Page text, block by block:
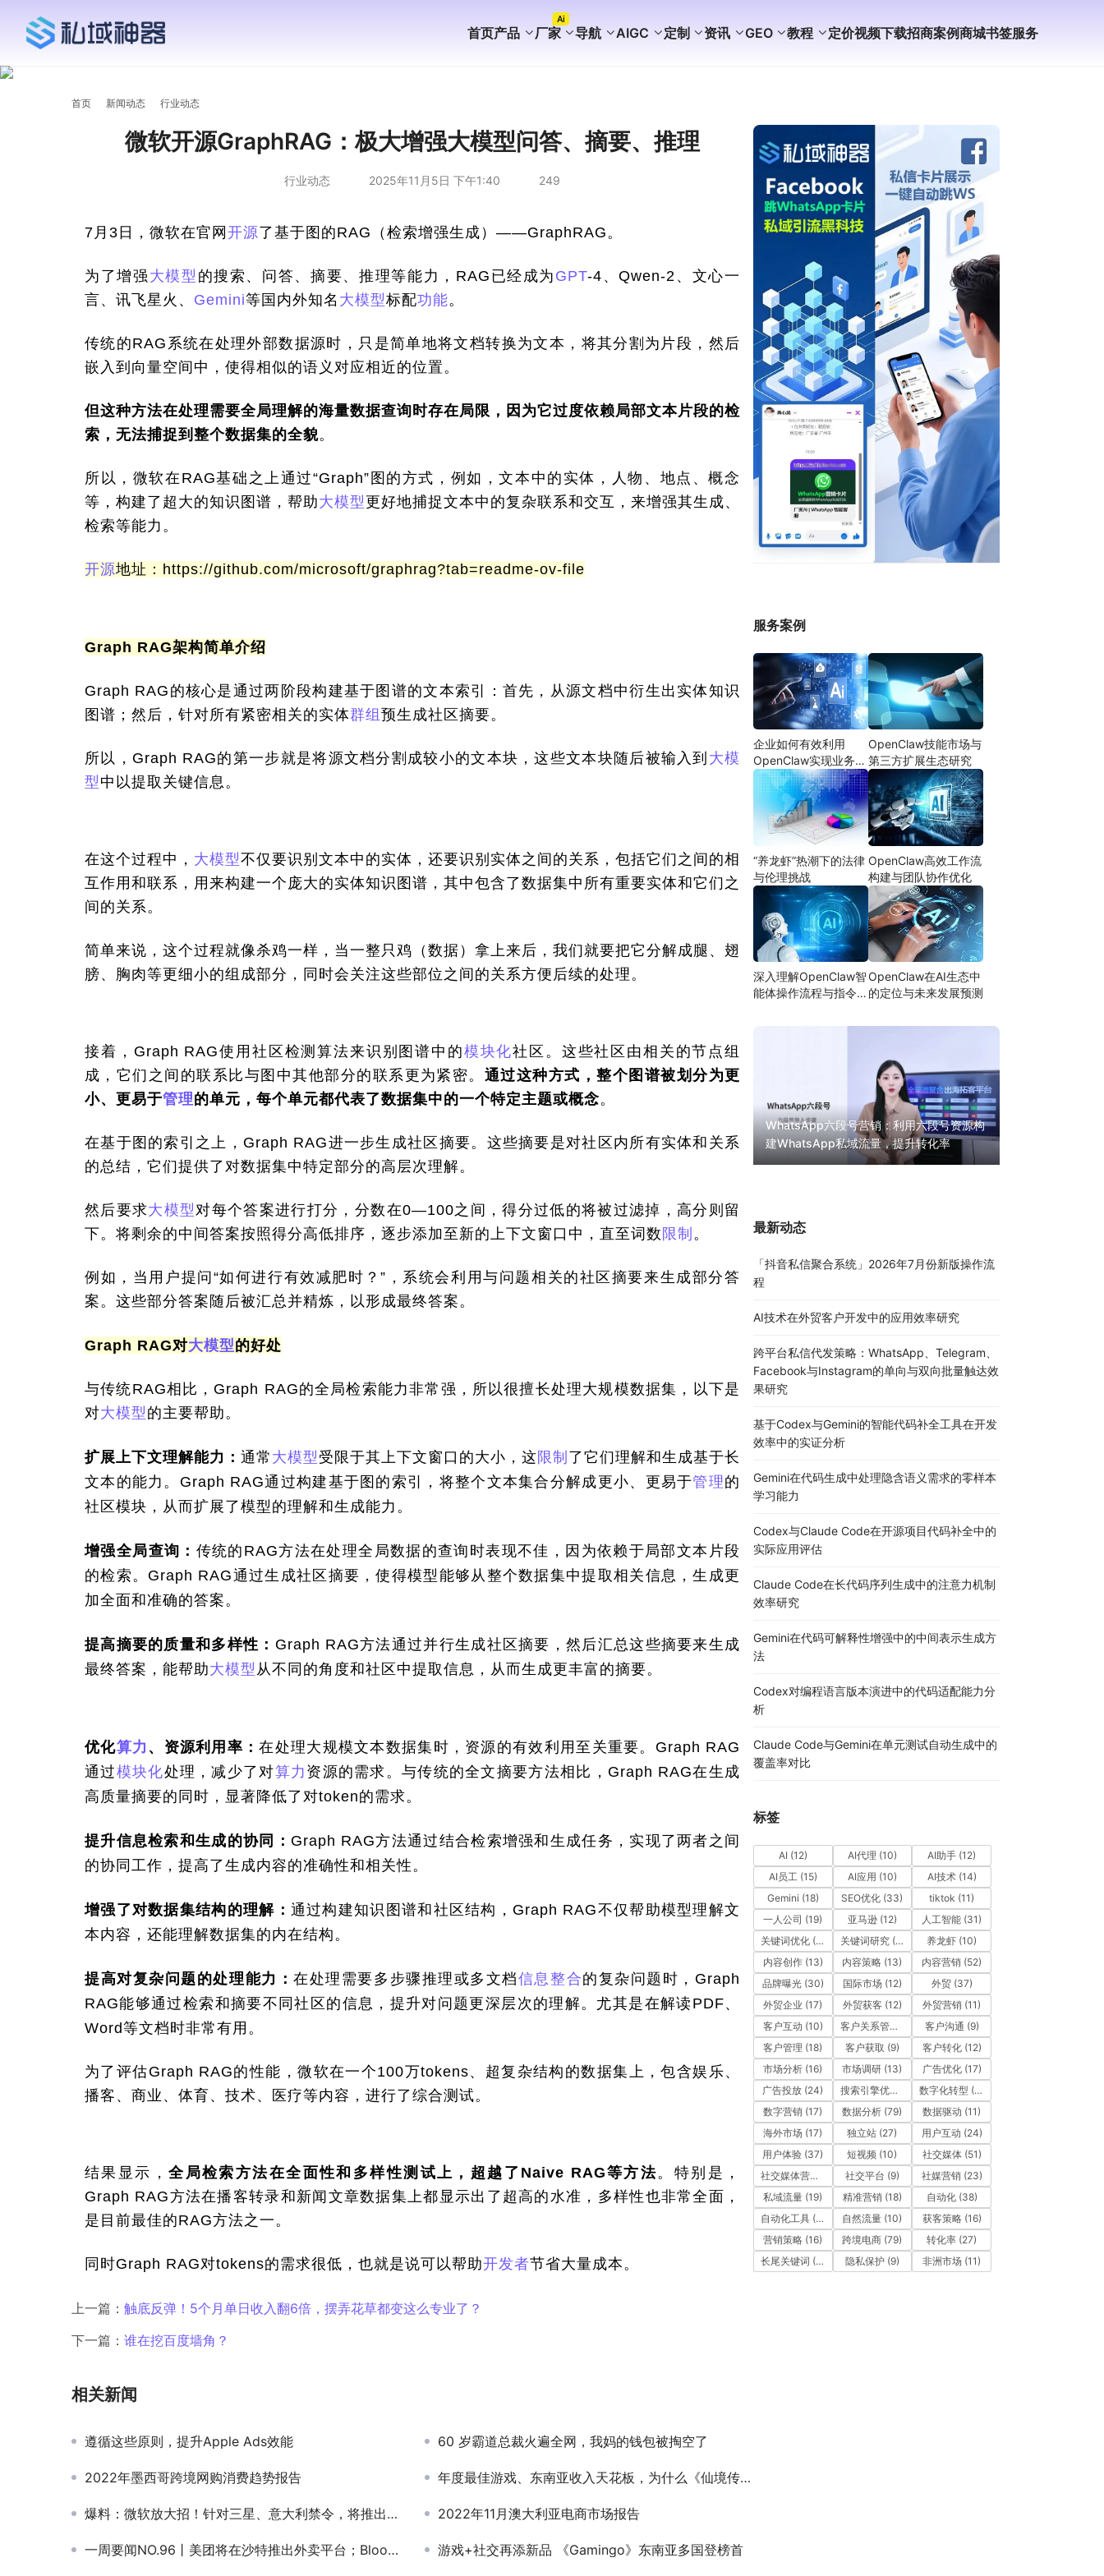
首页产品 厂家
Ai
导航 AIGC 定制 资讯 GEO 教程 定价视频下载招商案例商城书签服务
首页 新闻动态 行业动态
微软开源GraphRAG：极大增强大模型问答、摘要、推理
行业动态 2025年11月5日 下午1:40 249
7月3日，微软在官网 开源了基于图的RAG（检索增强生成）——GraphRAG。
为了增强 大模型 的搜索、问答、摘要、推理等能力，RAG已经成为 GPT-4、Qwen-2、文心一
言、讯飞星火、 Gemini等国内外知名 大模型标配功能。
传统的RAG系统在处理外部数据源时，只是简单地将文档转换为文本，将其分割为片段，然后
嵌入到向量空间中，使得相似的语义对应相近的位置。
但这种方法在处理需要全局理解的海量数据查询时存在局限，因为它过度依赖局部文本片段的检
索，无法捕捉到整个数据集的全貌。
所以，微软在RAG基础之上通过“Graph”图的方式，例如，文本中的实体，人物、地点、概念
等，构建了超大的知识图谱，帮助大模型更好地捕捉文本中的复杂联系和交互，来增强其生成、
检索等能力。
开源地址：https://github.com/microsoft/graphrag?tab=readme-ov-file
Graph RAG架构简单介绍
Graph RAG的核心是通过两阶段构建基于图谱的文本索引：首先，从源文档中衍生出实体知识
图谱；然后，针对所有紧密相关的实体群组 预生成社区摘要。
所以，Graph RAG的第一步就是将源文档分割成较小的文本块，这些文本块随后被输入到 大模
型 中以提取关键信息。
在这个过程中， 大模型不仅要识别文本中的实体，还要识别实体之间的关系，包括它们之间的相
互作用和联系，用来构建一个庞大的实体知识图谱，其中包含了数据集中所有重要实体和它们之
间的关系。
简单来说，这个过程就像杀鸡一样，当一整只鸡（数据）拿上来后，我们就要把它分解成腿、翅
膀、胸肉等更细小的组成部分，同时会关注这些部位之间的关系方便后续的处理。
接着，Graph RAG使用社区检测算法来识别图谱中的模块化社区。这些社区由相关的节点组
成，它们之间的联系比与图中其他部分的联系更为紧密。 通过这种方式，整个图谱被划分为更
小、更易于管理的单元，每个单元都代表了数据集中的一个特定主题或概念。
在基于图的索引之上，Graph RAG进一步生成社区摘要。这些摘要是对社区内所有实体和关系
的总结，它们提供了对数据集中特定部分的高层次理解。
然后要求大模型 对每个答案进行打分，分数在0—100之间，得分过低的将被过滤掉，高分则留
下。将剩余的中间答案按照得分高低排序，逐步添加至新的上下文窗口中，直至词数 限制 。
例如，当用户提问“如何进行有效减肥时？”，系统会利用与问题相关的社区摘要来生成部分答
案。这些部分答案随后被汇总并精炼，以形成最终答案。
Graph RAG对大模型的好处
与传统RAG相比，Graph RAG的全局检索能力非常强，所以很擅长处理大规模数据集，以下是
对大模型 的主要帮助。
扩展上下文理解能力： 通常 大模型 受限于其上下文窗口的大小，这限制 了它们理解和生成基于长
文本的能力。Graph RAG通过构建基于图的索引，将整个文本集合分解成更小、更易于管理的
社区模块，从而扩展了模型的理解和生成能力。
增强全局查询： 传统的RAG方法在处理全局数据的查询时表现不佳，因为依赖于局部文本片段
的检索。Graph RAG通过生成社区摘要，使得模型能够从整个数据集中提取相关信息，生成更
加全面和准确的答案。
提高摘要的质量和多样性： Graph RAG方法通过并行生成社区摘要，然后汇总这些摘要来生成
最终答案，能帮助大模型 从不同的角度和社区中提取信息，从而生成更丰富的摘要。
优化算力 、资源利用率：在处理大规模文本数据集时，资源的有效利用至关重要。Graph RAG
通过模块化处理，减少了对算力 资源的需求。与传统的全文摘要方法相比，Graph RAG在生成
高质量摘要的同时，显著降低了对token的需求。
提升信息检索和生成的协同： Graph RAG方法通过结合检索增强和生成任务，实现了两者之间
的协同工作，提高了生成内容的准确性和相关性。
增强了对数据集结构的理解： 通过构建知识图谱和社区结构，Graph RAG不仅帮助模型理解文
本内容，还能理解数据集的内在结构。
提高对复杂问题的处理能力：在处理需要多步骤推理或多文档信息整合的复杂问题时，Graph
RAG能够通过检索和摘要不同社区的信息，提升对问题更深层次的理解。尤其是在解读PDF、
Word等文档时非常有用。
为了评估Graph RAG的性能，微软在一个100万tokens、超复杂结构的数据集上，包含娱乐、
播客、商业、体育、技术、医疗等内容，进行了综合测试。
结果显示，全局检索方法在全面性和多样性测试上，超越了Naive RAG等方法。特别是，
Graph RAG方法在播客转录和新闻文章数据集上都显示出了超高的水准，多样性也非常全面，
是目前最佳的RAG方法之一。
同时Graph RAG对tokens的需求很低，也就是说可以帮助开发者节省大量成本。
上一篇： 触底反弹！5个月单日收入翻6倍，摆弄花草都变这么专业了？
下一篇： 谁在挖百度墙角？
相关新闻
遵循这些原则，提升Apple Ads效能 60 岁霸道总裁火遍全网，我妈的钱包被掏空了
2022年墨西哥跨境网购消费趋势报告 年度最佳游戏、东南亚收入天花板，为什么《仙境传说：新世代的诞生》手游能一直赢？
爆料：微软放大招！针对三星、意大利禁令，将推出私有版ChatGPT，价格贵10倍 2022年11月澳大利亚电商市场报告
一周要闻NO.96丨美团将在沙特推出外卖平台；Blood Strike空降全球手游下载增长榜；余承东卸任华为终端BG CEO 游戏+社交再添新品 《Gamingo》东南亚多国登榜首
服务案例
企业如何有效利用
OpenClaw实现业务自
动化
OpenClaw技能市场与
第三方扩展生态研究
“养龙虾”热潮下的法律
与伦理挑战
OpenClaw高效工作流
构建与团队协作优化
深入理解OpenClaw智
能体操作流程与指令设
OpenClaw在AI生态中
的定位与未来发展预测
WhatsApp六段号营销：利用六段号资源构
建WhatsApp私域流量，提升转化率
最新动态
「抖音私信聚合系统」2026年7月份新版操作流
程
AI技术在外贸客户开发中的应用效率研究
跨平台私信代发策略：WhatsApp、Telegram、
Facebook与Instagram的单向与双向批量触达效
果研究
基于Codex与Gemini的智能代码补全工具在开发
效率中的实证分析
Gemini在代码生成中处理隐含语义需求的零样本
学习能力
Codex与Claude Code在开源项目代码补全中的
实际应用评估
Claude Code在长代码序列生成中的注意力机制
效率研究
Gemini在代码可解释性增强中的中间表示生成方
法
Codex对编程语言版本演进中的代码适配能力分
析
Claude Code与Gemini在单元测试自动生成中的
覆盖率对比
标签
AI (12) AI代理 (10) AI助手 (12)
AI员工(15) AI应用 (10) AI技术(14)
Gemini (18) SEO优化 (33) tiktok (11)
一人公司 (19) 亚马逊(12) 人工智能 (31)
关键词优化 (10) 关键词研究(12) 养龙虾 (10)
内容创作(13) 内容策略 (13) 内容营销 (52)
品牌曝光(30) 国际市场 (12) 外贸(37)
外贸企业 (17) 外贸获客(12) 外贸营销 (11)
客户互动 (10) 客户关系管理 客户沟通 (9)
客户管理 (18) 客户获取 (9) 客户转化(12)
市场分析 (16) 市场调研 (13) 广告优化(17)
广告投放 (24) 搜索引擎优化 (41)数字化转型 (19)
数字营销 (17) 数据分析 (79) 数据驱动 (11)
海外市场 (17) 独立站 (27) 用户互动 (24)
用户体验 (37) 短视频 (10) 社交媒体(51)
社交媒体营销
社交平台 (9) 社媒营销(23)
私域流量 (19) 精准营销(18) 自动化(38)
自动化工具 (11) 自然流量 (10) 获客策略(16)
营销策略 (16) 跨境电商 (79) 转化率 (27)
长尾关键词 (12) 隐私保护(9) 非洲市场 (11)